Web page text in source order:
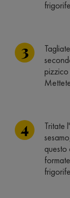
Tritate
questo